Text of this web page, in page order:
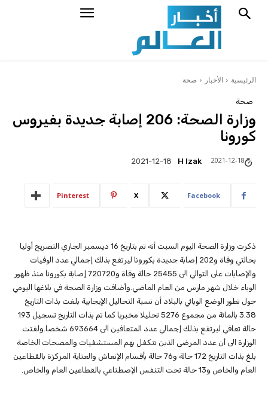
الرئيسية الأخبار صحة
صحة
وزارة الصحة: 206 إصابة جديدة بفيروس
كورونا
H Izak
2021-12-18 2021-12-18
Facebook
X
Pinterest
ذكرت وزارة الصحة اليوم السبت أنه تم بتاريخ 16 ديسمبر الجاري التصريح أوليا
بحالتي وفاة و202 إصابة جديدة بكورونا ليرتفع بذلك إجمالي عدد الوفيات
والإصابات على التوالي الى 25455 حالة وفاة و720720 إصابة بكورونا منذ ظهور
الوباء خلال شهر مارس من العام الماضي.وأضافت وزارة الصحة في بلاغها اليومي
حول تطور الوضع الوبائي بالبلاد أن نسبة التحاليل الإيجابية بلغت بذات التاريخ
3.38 بالمائة من مجموع 5276 تحليلا مخبريا كما تم بذات التاريخ تسجيل 193
حالة تعافي ليرتفع بذلك إجمالي عدد المتعافين الى 693664 شخصا.ولفتت
الوزارة الى أن عدد المرضى الذين تتكفل بهم المستشفيات والمصحات الخاصة
بلغ بذات التاريخ 172 حالة و76 حالة بأقسام الإنعاش والعناية المركزة بالقطاعين
العام والخاص و13 حالة تحت التنفس الإصطناعي بالقطاعين العام والخاص.